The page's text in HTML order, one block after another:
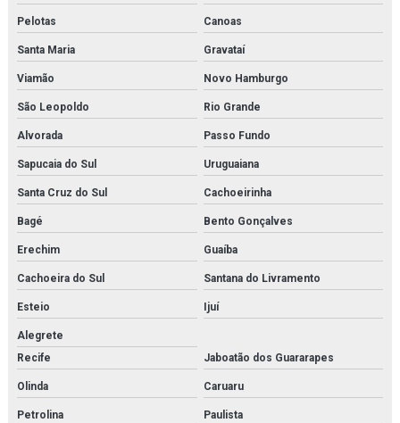
Minibooster
Montagem de estrutura metálica orçamento
Montagem de estrutura metálica em rj
Montagem de estruturas metálicas
Montagem de tubulações
Montagem de tubulações em rio de janeiro
Montagens industriais em rio de janeiro
Montagens industriais em rj
Montagens e manutenção industrial
Motor de pistão
Núcleo secador
Oilon
Pelotas Canoas
Santa Maria Gravataí
Viamão Novo Hamburgo
São Leopoldo Rio Grande
Alvorada Passo Fundo
Sapucaia do Sul Uruguaiana
Santa Cruz do Sul Cachoeirinha
Bagé Bento Gonçalves
Erechim Guaíba
Cachoeira do Sul Santana do Livramento
Esteio Ijuí
Alegrete
Recife
Jaboatão dos Guararapes
Olinda Caruaru
Petrolina Paulista